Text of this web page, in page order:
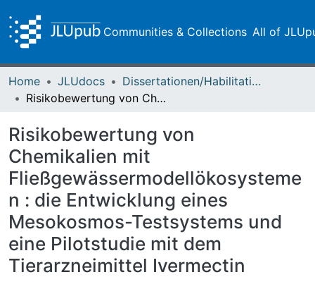
Communities & Collections All of
Home JLUdocs
Dissertationen/Habilitationen
Risikobewertung von Chemikalien mit Fließgewässermodellökosystemen : die Entwicklung eines Mesokosmos-Testsystems und eine Pilotstudie mit dem Tierarzneimittel Ivermectin
Risikobewertung von
Chemikalien mit
Fließgewässermodellökosysteme
n : die Entwicklung eines
Mesokosmos-Testsystems und
eine Pilotstudie mit dem
Tierarzneimittel Ivermectin